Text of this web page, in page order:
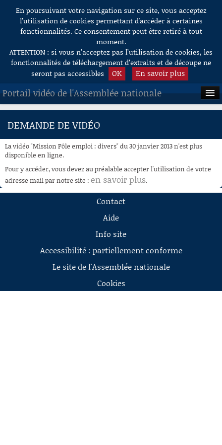
Aller au contenu
En poursuivant votre navigation sur ce site, vous acceptez
l’utilisation de cookies permettant d'accéder à certaines
fonctionnalités. Ce consentement peut être retiré à tout
moment.
ATTENTION : si vous n’acceptez pas l’utilisation de cookies, les
fonctionnalités de téléchargement d’extraits et de découpe ne
seront pas accessibles
OK En savoir plus
Portail vidéo de l'Assemblée nationale
ACCUEIL
À LA DEMANDE
RECHERCHE
AIDE À LA DÉCOUPE
DEMANDE DE VIDÉO
La vidéo "Mission Pôle emploi : divers" du 30 janvier 2013 n'est plus
disponible en ligne.
Pour y accéder, vous devez au préalable accepter l'utilisation de votre
adresse mail par notre site : en savoir plus.
Contact
Aide
Info site
Accessibilité : partiellement conforme
Le site de l'Assemblée nationale
Cookies